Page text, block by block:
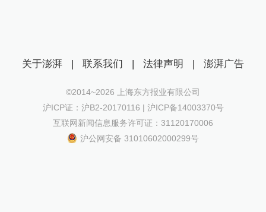
关于澎湃 | 联系我们 | 法律声明 | 澎湃广告
©2014~2026 上海东方报业有限公司
沪ICP证：沪B2-20170116 | 沪ICP备14003370号
互联网新闻信息服务许可证：31120170006
沪公网安备 31010602000299号